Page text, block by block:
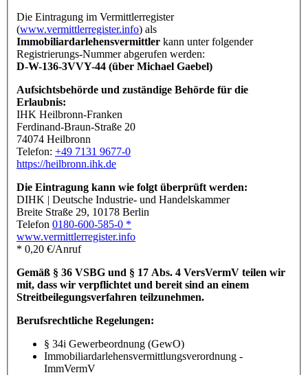
Die Eintragung im Vermittlerregister
(www.vermittlerregister.info) als
Immobiliardarlehensvermittler kann unter folgender
Registrierungs-Nummer abgerufen werden:
D-W-136-3VVY-44 (über Michael Gaebel)
Aufsichtsbehörde und zuständige Behörde für die
Erlaubnis:
IHK Heilbronn-Franken
Ferdinand-Braun-Straße 20
74074 Heilbronn
Telefon: +49 7131 9677-0
https://heilbronn.ihk.de
Die Eintragung kann wie folgt überprüft werden:
DIHK | Deutsche Industrie- und Handelskammer
Breite Straße 29, 10178 Berlin
Telefon 0180-600-585-0 *
www.vermittlerregister.info
* 0,20 €/Anruf
Gemäß § 36 VSBG und § 17 Abs. 4 VersVermV teilen wir
mit, dass wir verpflichtet und bereit sind an einem
Streitbeilegungsverfahren teilzunehmen.
Berufsrechtliche Regelungen:
§ 34i Gewerbeordnung (GewO)
Immobiliardarlehensvermittlungsverordnung -
ImmVermV